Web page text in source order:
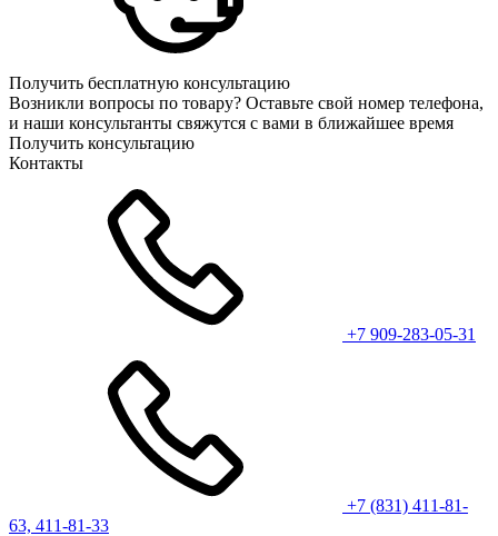
Получить бесплатную консультацию
Возникли вопросы по товару? Оставьте свой номер телефона,
и наши консультанты свяжутся с вами в ближайшее время
Получить консультацию
Контакты
+7 909-283-05-31
+7 (831) 411-81-
63, 411-81-33